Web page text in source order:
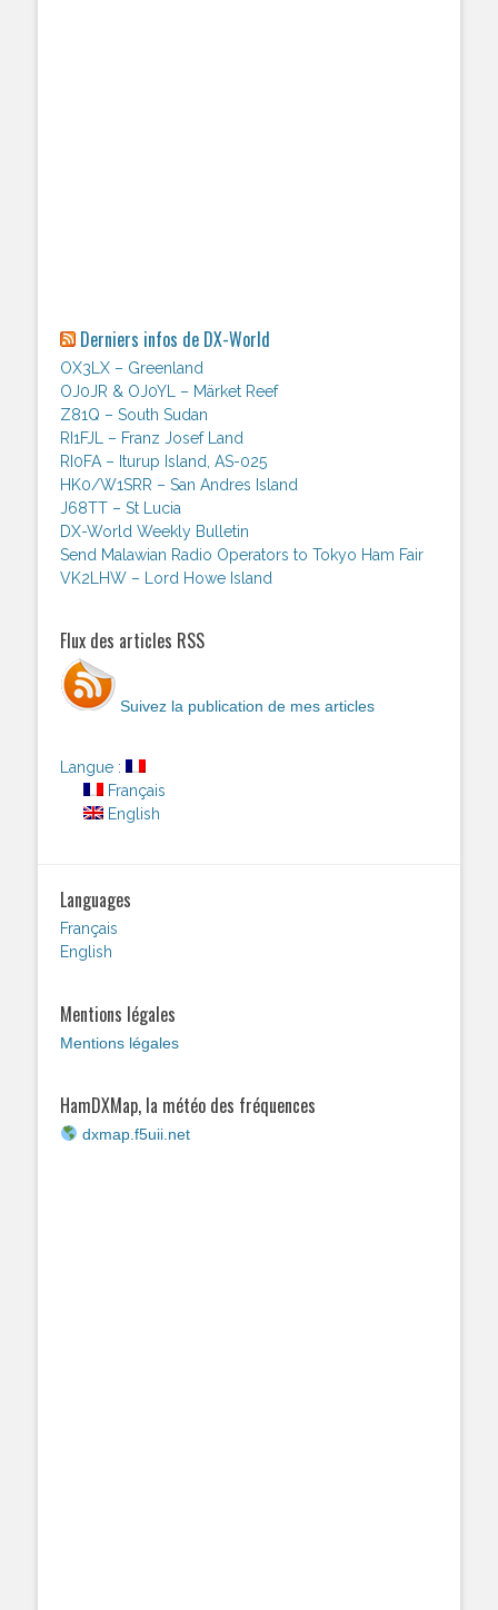
Derniers infos de DX-World
OX3LX – Greenland
OJ0JR & OJ0YL – Märket Reef
Z81Q – South Sudan
RI1FJL – Franz Josef Land
RI0FA – Iturup Island, AS-025
HK0/W1SRR – San Andres Island
J68TT – St Lucia
DX-World Weekly Bulletin
Send Malawian Radio Operators to Tokyo Ham Fair
VK2LHW – Lord Howe Island
Flux des articles RSS
Suivez la publication de mes articles
Langue :
Français
English
Languages
Français
English
Mentions légales
Mentions légales
HamDXMap, la météo des fréquences
dxmap.f5uii.net